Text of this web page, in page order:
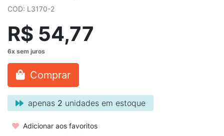
COD: L3170-2
R$ 54,77
Comprar
apenas 2 unidades em estoque
Adicionar aos favoritos